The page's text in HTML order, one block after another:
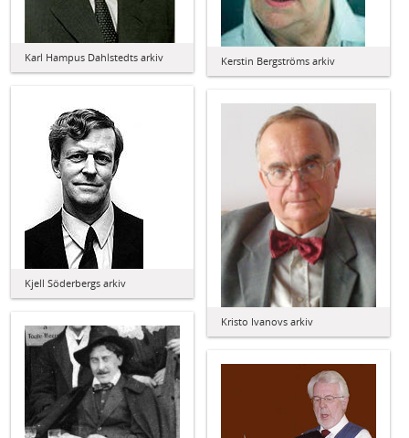
Karl Hampus Dahlstedts arkiv Kerstin Bergströms arkiv
Kjell Söderbergs arkiv
Kristo Ivanovs arkiv